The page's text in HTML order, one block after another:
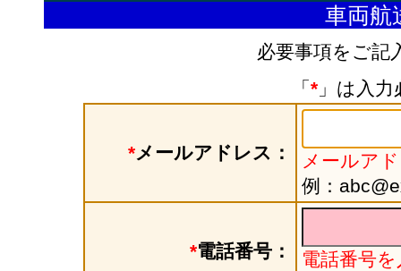
車両航
必要事項をご記
「 *」は入力
*メールアドレス：
メールア
例：
*電話番号：
電話番号